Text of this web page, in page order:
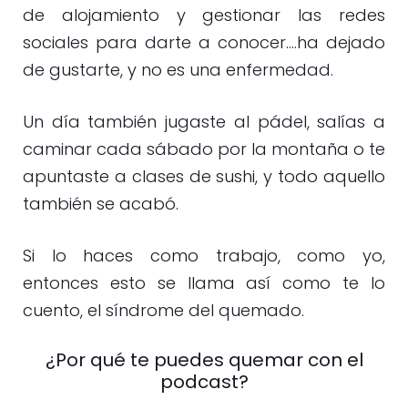
de alojamiento y gestionar las redes
sociales para darte a conocer….ha dejado
de gustarte, y no es una enfermedad.
Un día también jugaste al pádel, salías a
caminar cada sábado por la montaña o te
apuntaste a clases de sushi, y todo aquello
también se acabó.
Si lo haces como trabajo, como yo,
entonces esto se llama así como te lo
cuento, el síndrome del quemado.
¿Por qué te puedes quemar con el
podcast?